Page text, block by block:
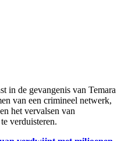
in de gevangenis van Temara
van een crimineel netwerk,
het vervalsen van
verduisteren.